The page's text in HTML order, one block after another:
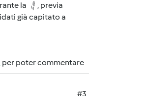
la
, previa
già capitato a
per poter commentare
#3